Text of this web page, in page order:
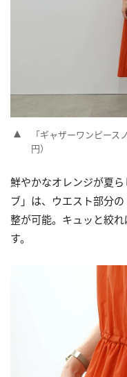
「ギャザーワンピー
円）
鮮やかなオレンジが夏
ブ」は、ウエスト部分
整が可能。キュッと絞
す。